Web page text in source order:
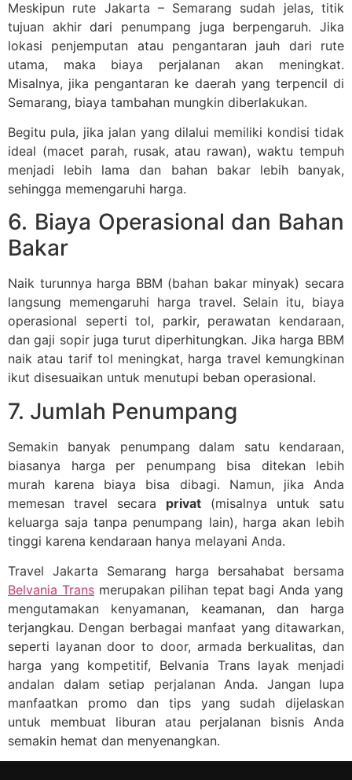
Meskipun rute Jakarta – Semarang sudah jelas, titik
tujuan akhir dari penumpang juga berpengaruh. Jika
lokasi penjemputan atau pengantaran jauh dari rute
utama, maka biaya perjalanan akan meningkat.
Misalnya, jika pengantaran ke daerah yang terpencil di
Semarang, biaya tambahan mungkin diberlakukan.
Begitu pula, jika jalan yang dilalui memiliki kondisi tidak
ideal (macet parah, rusak, atau rawan), waktu tempuh
menjadi lebih lama dan bahan bakar lebih banyak,
sehingga memengaruhi harga.
6. Biaya Operasional dan Bahan
Bakar
Naik turunnya harga BBM (bahan bakar minyak) secara
langsung memengaruhi harga travel. Selain itu, biaya
operasional seperti tol, parkir, perawatan kendaraan,
dan gaji sopir juga turut diperhitungkan. Jika harga BBM
naik atau tarif tol meningkat, harga travel kemungkinan
ikut disesuaikan untuk menutupi beban operasional.
7. Jumlah Penumpang
Semakin banyak penumpang dalam satu kendaraan,
biasanya harga per penumpang bisa ditekan lebih
murah karena biaya bisa dibagi. Namun, jika Anda
memesan travel secara privat (misalnya untuk satu
keluarga saja tanpa penumpang lain), harga akan lebih
tinggi karena kendaraan hanya melayani Anda.
Travel Jakarta Semarang harga bersahabat bersama
Belvania Transmerupakan pilihan tepat bagi Anda yang
mengutamakan kenyamanan, keamanan, dan harga
terjangkau. Dengan berbagai manfaat yang ditawarkan,
seperti layanan door to door, armada berkualitas, dan
harga yang kompetitif, Belvania Trans layak menjadi
andalan dalam setiap perjalanan Anda. Jangan lupa
manfaatkan promo dan tips yang sudah dijelaskan
untuk membuat liburan atau perjalanan bisnis Anda
semakin hemat dan menyenangkan.